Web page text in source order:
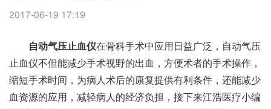
2017-06-19 17:19
自动气压止血仪在骨科手术中应用日益广泛，自动气压
止血仪不但能减少手术视野的出血，方便术者的手术操作，
缩短手术时间，为病人术后的康复提供有利条件，还能减少
血资源的应用，减轻病人的经济负担，接下来江浩医疗小编